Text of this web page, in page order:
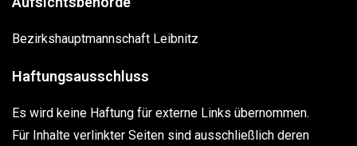
Bezirkshauptmannschaft Leibnitz
Haftungsausschluss
Es wird keine Haftung für externe Links übernommen.
Für Inhalte verlinkter Seiten sind ausschließlich deren